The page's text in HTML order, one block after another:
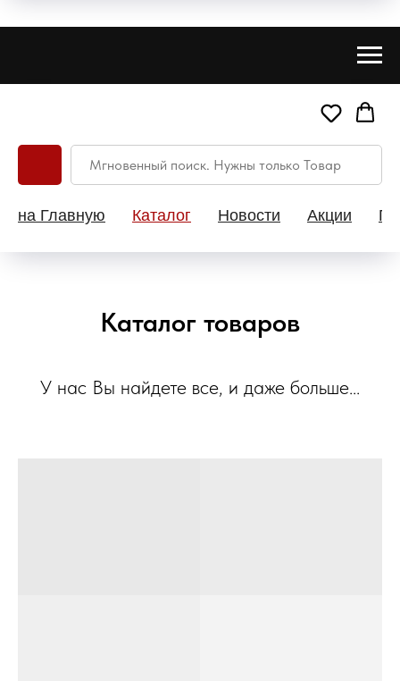
на Главную Каталог Новости Акции
Каталог товаров
У нас Вы найдете все, и даже больше...